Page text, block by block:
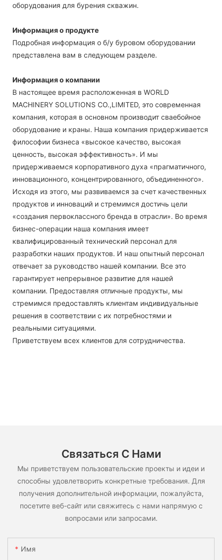
оборудования для бурения скважин.
Информация о продукте
Подробная информация о б/у буровом оборудовании
представлена ​​вам в следующем разделе.
Информация о компании
В настоящее время расположенная в WORLD
MACHINERY SOLUTIONS CO.,LIMITED, это современная
компания, которая в основном производит сваебойное
оборудование и краны. Наша компания придерживается
философии бизнеса «высокое качество, высокая
ценность, высокая эффективность». И мы
придерживаемся корпоративного духа «прагматичного,
инновационного, концентрированного, объединенного».
Исходя из этого, мы развиваемся за счет качественных
продуктов и инноваций и стремимся достичь цели
«создания первоклассного бренда в отрасли». Во время
бизнес-операции наша компания имеет
квалифицированный технический персонал для
разработки наших продуктов. И наш опытный персонал
отвечает за руководство нашей компании. Все это
гарантирует непрерывное развитие для нашей
компании. Предоставляя отличные продукты, мы
стремимся предоставлять клиентам индивидуальные
решения в соответствии с их потребностями и
реальными ситуациями.
Приветствуем всех клиентов для сотрудничества.
Связаться С Нами
Мы приветствуем пользовательские проекты и идеи и
способны удовлетворить конкретные требования. Для
получения дополнительной информации, пожалуйста,
посетите веб-сайт или свяжитесь с нами напрямую с
вопросами или запросами.
Имя